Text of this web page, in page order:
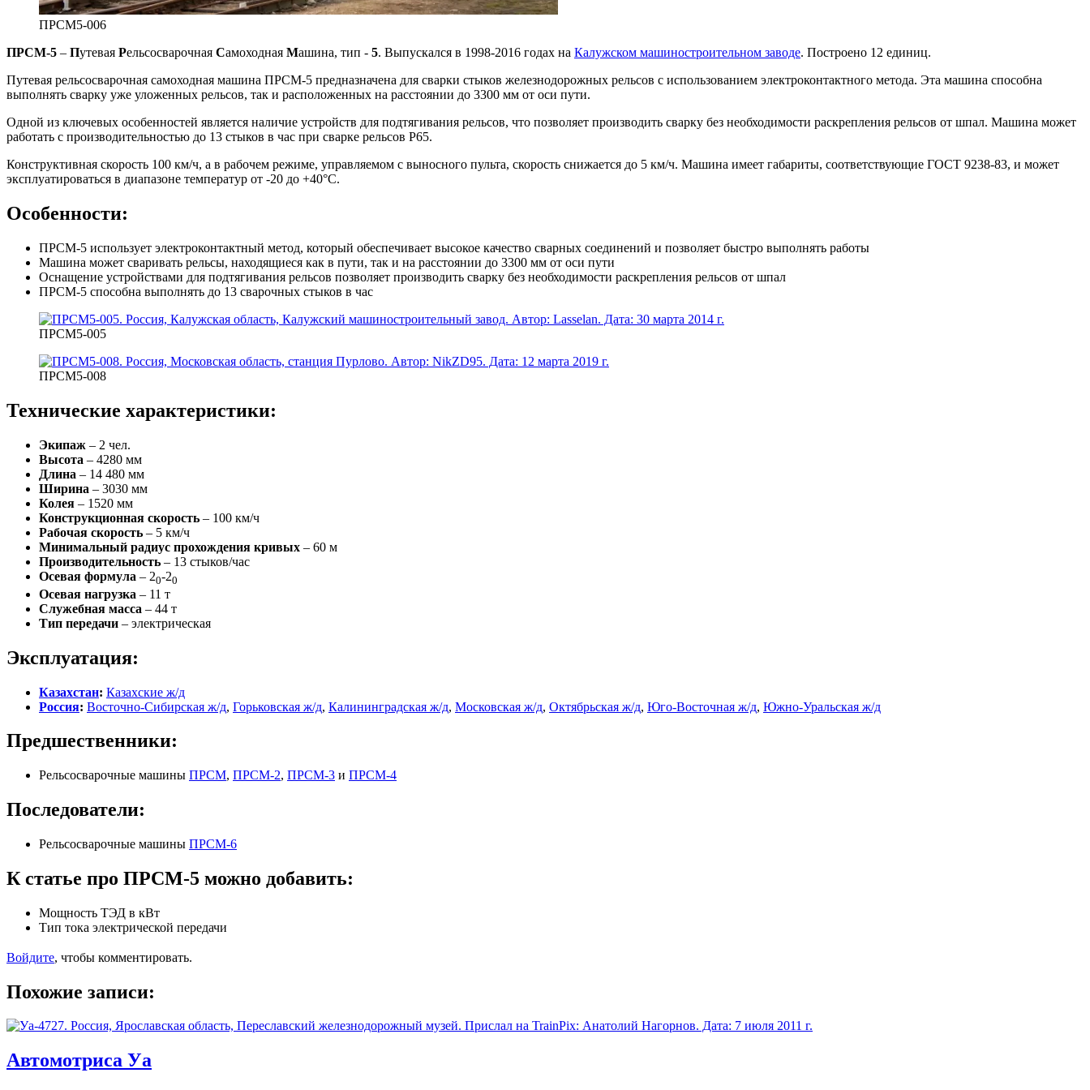
ПРСМ5-006
ПРСМ-5 – Путевая Рельсосварочная Самоходная Машина, тип - 5. Выпускался в 1998-2016 годах на Калужском машиностроительном заводе. Построено 12 единиц.
Путевая рельсосварочная самоходная машина ПРСМ-5 предназначена для сварки стыков железнодорожных рельсов с использованием электроконтактного метода. Эта машина способна
выполнять сварку уже уложенных рельсов, так и расположенных на расстоянии до 3300 мм от оси пути.
Одной из ключевых особенностей является наличие устройств для подтягивания рельсов, что позволяет производить сварку без необходимости раскрепления рельсов от шпал. Машина может
работать с производительностью до 13 стыков в час при сварке рельсов Р65.
Конструктивная скорость 100 км/ч, а в рабочем режиме, управляемом с выносного пульта, скорость снижается до 5 км/ч. Машина имеет габариты, соответствующие ГОСТ 9238-83, и может
эксплуатироваться в диапазоне температур от -20 до +40°С.
Особенности:
ПРСМ-5 использует электроконтактный метод, который обеспечивает высокое качество сварных соединений и позволяет быстро выполнять работы
Машина может сваривать рельсы, находящиеся как в пути, так и на расстоянии до 3300 мм от оси пути
Оснащение устройствами для подтягивания рельсов позволяет производить сварку без необходимости раскрепления рельсов от шпал
ПРСМ-5 способна выполнять до 13 сварочных стыков в час
ПРСМ5-005
ПРСМ5-008
Технические характеристики:
Экипаж – 2 чел.
Высота – 4280 мм
Длина – 14 480 мм
Ширина – 3030 мм
Колея – 1520 мм
Конструкционная скорость – 100 км/ч
Рабочая скорость – 5 км/ч
Минимальный радиус прохождения кривых – 60 м
Производительность – 13 стыков/час
Осевая формула – 20-20
Осевая нагрузка – 11 т
Служебная масса – 44 т
Тип передачи – электрическая
Эксплуатация:
Казахстан: Казахские ж/д
Россия: Восточно-Сибирская ж/д, Горьковская ж/д, Калининградская ж/д, Московская ж/д, Октябрьская ж/д, Юго-Восточная ж/д, Южно-Уральская ж/д
Предшественники:
Рельсосварочные машины ПРСМ, ПРСМ-2, ПРСМ-3 и ПРСМ-4
Последователи:
Рельсосварочные машины ПРСМ-6
К статье про ПРСМ-5 можно добавить:
Мощность ТЭД в кВт
Тип тока электрической передачи
Войдите, чтобы комментировать.
Похожие записи:
Автомотриса Уа